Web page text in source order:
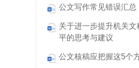
公文写作常见错误汇总
关于进一步提升机关文
平的思考与建议
公文核稿应把握这5个